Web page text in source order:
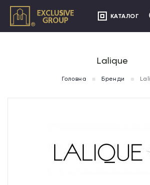
КАТАЛОГ
Lalique
Головна Бренди